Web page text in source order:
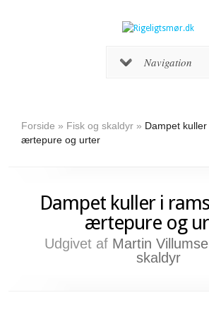
Navigation
Forside » Fisk og skaldyr » Dampet
ærtepure og urter
Dampet kuller i
ærtepure og
Udgivet af Martin
skaldyr